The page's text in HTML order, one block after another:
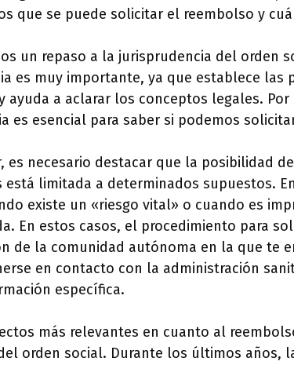
que se puede solicitar el reembolso y
un repaso a la jurisprudencia del orden
es muy importante, ya que establece las
ayuda a aclarar los conceptos legales.
es esencial para saber si podemos
es necesario destacar que la posibilidad
está limitada a determinados supuestos.
existe un «riesgo vital» o cuando es
En estos casos, el procedimiento para
de la comunidad autónoma en la que te
en contacto con la administración
específica.
más relevantes en cuanto al
orden social. Durante los últimos años,